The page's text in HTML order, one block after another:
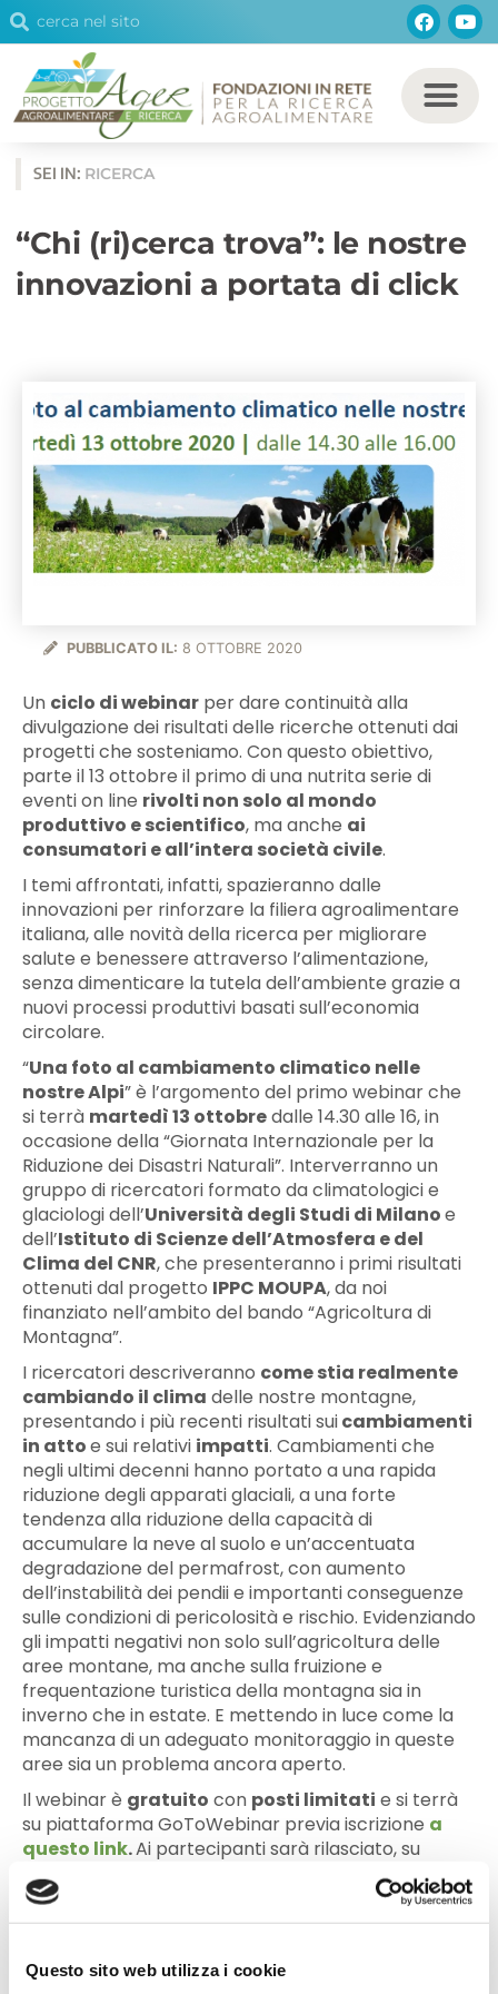
Questo sito web utilizza i cookie
VaiCerca Cerca
SEI IN: RICERCA
“Chi (ri)cerca trova”: le nostre
innovazioni a portata di click
PUBBLICATO IL: 8 OTTOBRE 2020
Un ciclo di webinar per dare continuità alla
divulgazione dei risultati delle ricerche ottenuti dai
progetti che sosteniamo. Con questo obiettivo,
parte il 13 ottobre il primo di una nutrita serie di
eventi on line rivolti non solo al mondo
produttivo e scientifico, ma anche ai
consumatori e all’intera società civile.
I temi affrontati, infatti, spazieranno dalle
innovazioni per rinforzare la filiera agroalimentare
italiana, alle novità della ricerca per migliorare
salute e benessere attraverso l’alimentazione,
senza dimenticare la tutela dell’ambiente grazie a
nuovi processi produttivi basati sull’economia
circolare.
“Una foto al cambiamento climatico nelle
nostre Alpi” è l’argomento del primo webinar che
si terrà martedì 13 ottobredalle 14.30 alle 16, in
occasione della “Giornata Internazionale per la
Riduzione dei Disastri Naturali”. Interverranno un
gruppo di ricercatori formato da climatologici e
glaciologi dell’Università degli Studi di Milanoe
dell’Istituto di Scienze dell’Atmosfera e del
Clima del CNR, che presenteranno i primi risultati
ottenuti dal progetto IPPC MOUPA, da noi
finanziato nell’ambito del bando “Agricoltura di
Montagna”.
I ricercatori descriveranno come stia realmente
cambiando il clima delle nostre montagne,
presentando i più recenti risultati suicambiamenti
in attoe sui relativi impatti. Cambiamenti che
negli ultimi decenni hanno portato a una rapida
riduzione degli apparati glaciali, a una forte
tendenza alla riduzione della capacità di
accumulare la neve al suolo e un’accentuata
degradazione del permafrost, con aumento
dell’instabilità dei pendii e importanti conseguenze
sulle condizioni di pericolosità e rischio. Evidenziando
gli impatti negativi non solo sull’agricoltura delle
aree montane, ma anche sulla fruizione e
frequentazione turistica della montagna sia in
inverno che in estate. E mettendo in luce come la
mancanza di un adeguato monitoraggio in queste
aree sia un problema ancora aperto.
Il webinar è gratuito con posti limitati e si terrà
su piattaforma GoToWebinar previa iscrizione a
questo link.Ai partecipanti sarà rilasciato, su
richiesta, un attestato di partecipazione.
L’evento partecipa al programma di formazione
Dottori Forestali, avendo il riconoscimento di 0,188
CFP